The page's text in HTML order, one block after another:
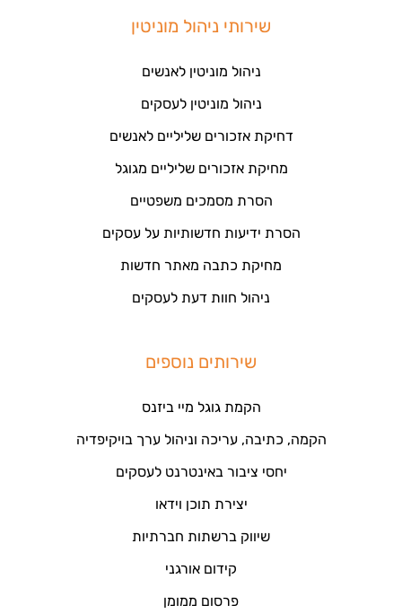
שירותי ניהול מוניטין
ניהול מוניטין לאנשים
ניהול מוניטין לעסקים
דחיקת אזכורים שליליים לאנשים
מחיקת אזכורים שליליים מגוגל
הסרת מסמכים משפטיים
הסרת ידיעות חדשותיות על עסקים
מחיקת כתבה מאתר חדשות
ניהול חוות דעת לעסקים
שירותים נוספים
הקמת גוגל מיי ביזנס
הקמה, כתיבה, עריכה וניהול ערך בויקיפדיה
יחסי ציבור באינטרנט לעסקים
יצירת תוכן וידאו
שיווק ברשתות חברתיות
קידום אורגני
פרסום ממומן